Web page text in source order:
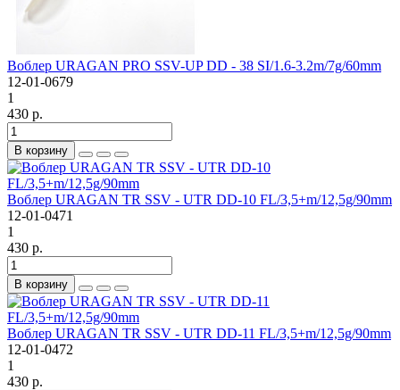
Воблер URAGAN PRO SSV-UP DD - 38 SI/1.6-3.2m/7g/60mm
12-01-0679
1
430 р.
В корзину
Воблер URAGAN TR SSV - UTR DD-10 FL/3,5+m/12,5g/90mm
12-01-0471
1
430 р.
В корзину
Воблер URAGAN TR SSV - UTR DD-11 FL/3,5+m/12,5g/90mm
12-01-0472
1
430 р.